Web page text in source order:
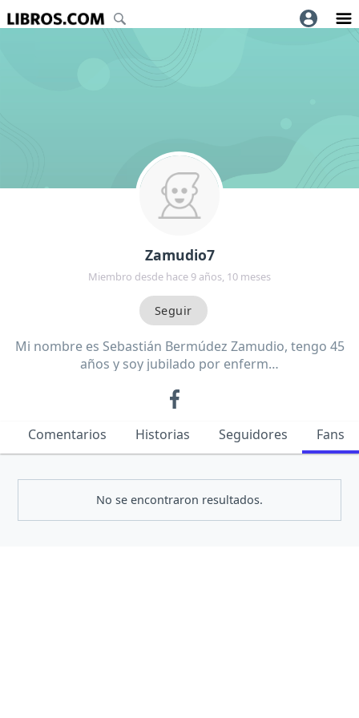
Zamudio7
Miembro desde hace 9 años, 10 meses
Mi nombre es Sebastián Bermúdez Zamudio, tengo 45
años y soy jubilado por enferm…
Comentarios Historias Seguidores Fans
No se encontraron resultados.